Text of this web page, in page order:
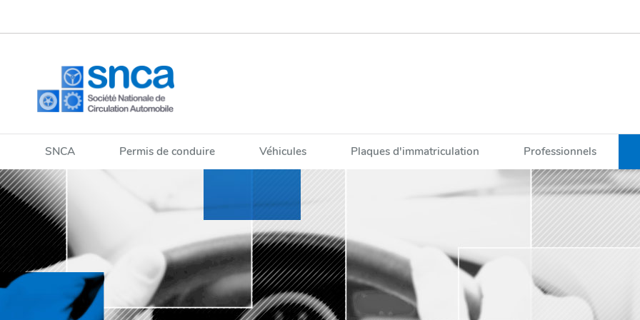
la
contenu
SNCA Permis de conduire Véhicules Plaques d'immatriculation Professionnels